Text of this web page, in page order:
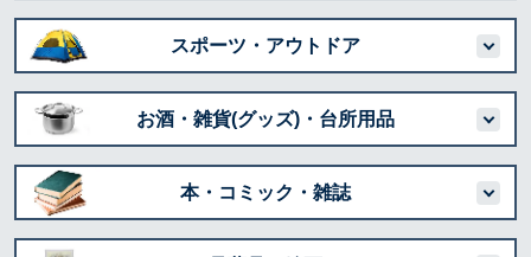
スポーツ・アウトドア
お酒・雑貨(グッズ)・台所用品
本・コミック・雑誌